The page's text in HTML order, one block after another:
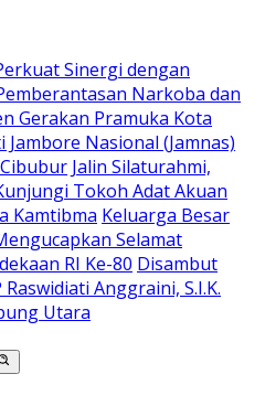
Sinergi dengan
Narkoba dan
Gerakan Pramuka Kota
Nasional (Jamnas)
Jalin Silaturahmi,
Tokoh Adat Akuan
Kamtibma Keluarga Besar
Selamat
RI Ke-80 Disambut
Anggraini, S.I.K.
Utara